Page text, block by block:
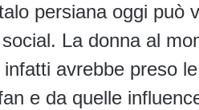
persiana oggi può
La donna al
avrebbe preso
e da quelle